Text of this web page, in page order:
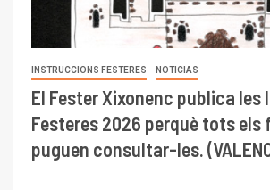
INSTRUCCIONS FESTERES NOTICIAS
El Fester Xixonenc publica
Festeres 2026 perquè tots els
puguen consultar-les.